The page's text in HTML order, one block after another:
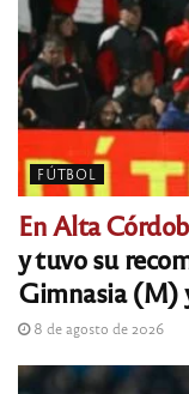
FÚTBOL
En Alta
y tuvo su
Gimnasia (M)
8 de agosto de 2026